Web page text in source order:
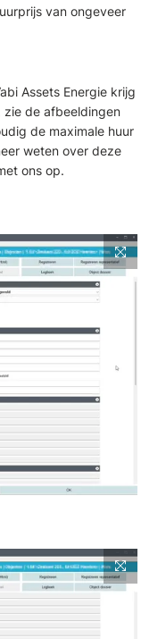
van ongeveer
Assets Energie krijg
zie de afbeeldingen
de maximale huur
weten over deze
ons op.